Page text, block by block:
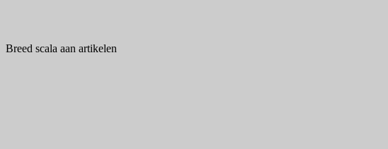
Breed scala aan artikelen